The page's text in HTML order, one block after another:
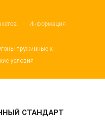
Информация
пружинные к
условия
СТАНДАРТ